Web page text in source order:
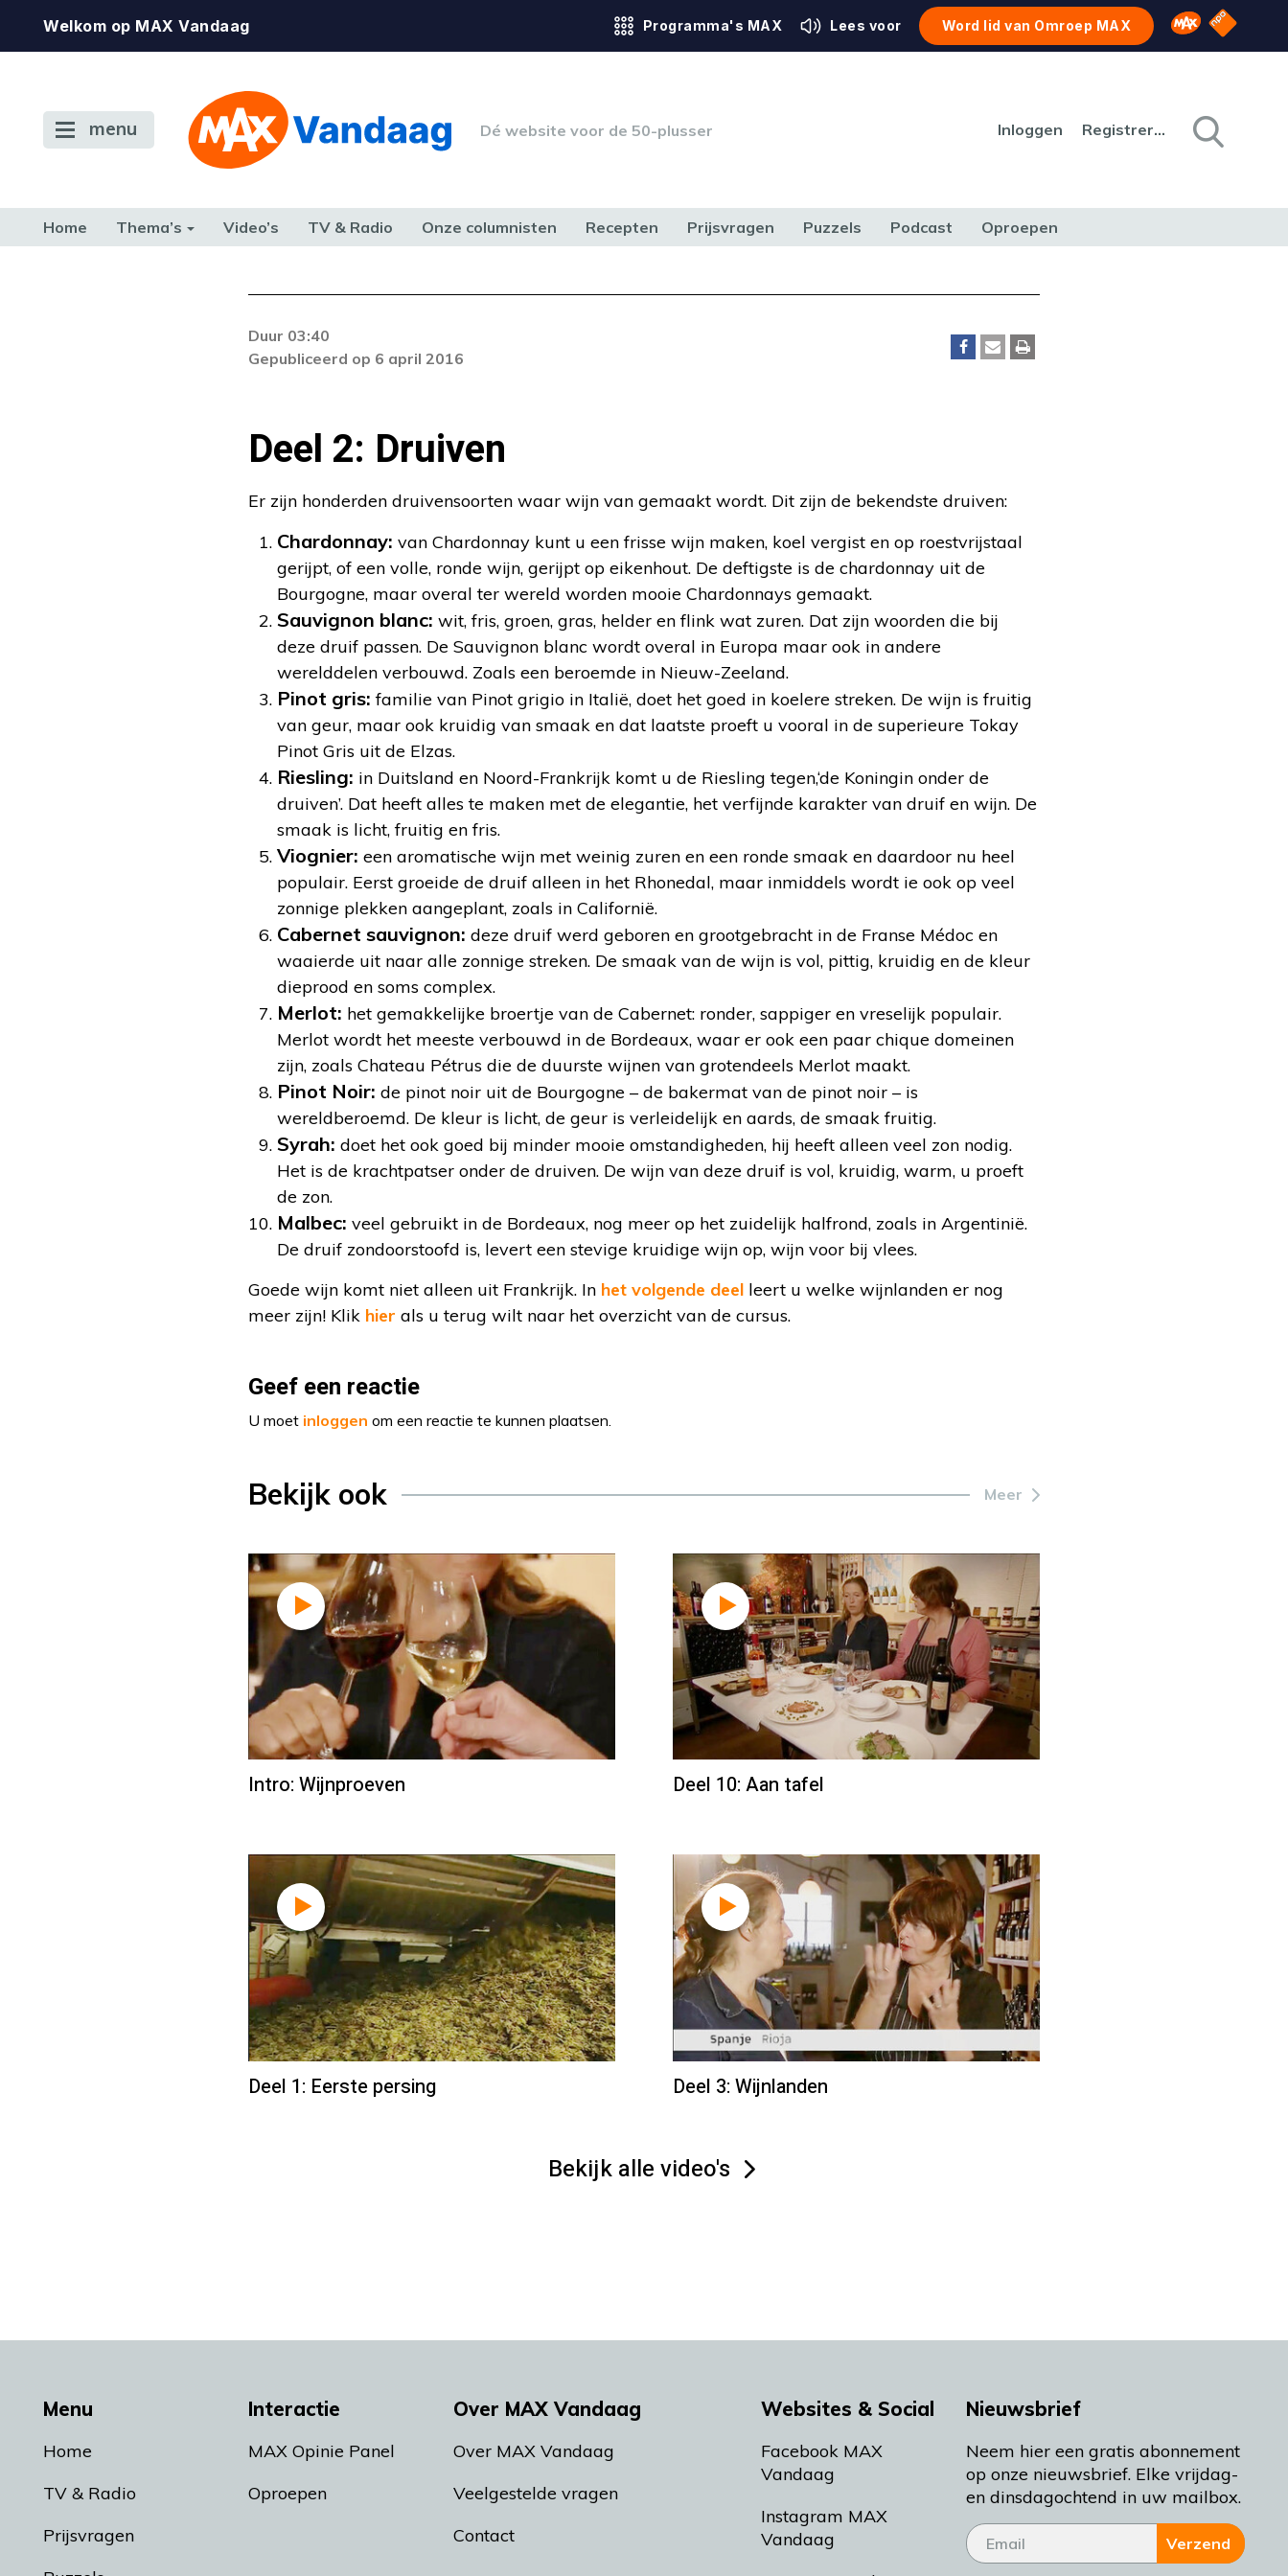
Welkom op MAX Vandaag Programma's MAX Lees voor Word lid van Omroep MAX Omroep MAX
NPO
menu Dé website voor de 50-plusser Inloggen Registreren
Home Thema’s Video’s TV & Radio Onze columnisten Recepten Prijsvragen Puzzels Podcast Oproepen
Duur 03:40
Gepubliceerd op 6 april 2016
Deel 2: Druiven
Er zijn honderden druivensoorten waar wijn van gemaakt wordt. Dit zijn de bekendste druiven:
Chardonnay: van Chardonnay kunt u een frisse wijn maken, koel vergist en op roestvrijstaal
gerijpt, of een volle, ronde wijn, gerijpt op eikenhout. De deftigste is de chardonnay uit de
Bourgogne, maar overal ter wereld worden mooie Chardonnays gemaakt.
Sauvignon blanc: wit, fris, groen, gras, helder en flink wat zuren. Dat zijn woorden die bij
deze druif passen. De Sauvignon blanc wordt overal in Europa maar ook in andere
werelddelen verbouwd. Zoals een beroemde in Nieuw-Zeeland.
Pinot gris: familie van Pinot grigio in Italië, doet het goed in koelere streken. De wijn is fruitig
van geur, maar ook kruidig van smaak en dat laatste proeft u vooral in de superieure Tokay
Pinot Gris uit de Elzas.
Riesling: in Duitsland en Noord-Frankrijk komt u de Riesling tegen,‘de Koningin onder de
druiven’. Dat heeft alles te maken met de elegantie, het verfijnde karakter van druif en wijn. De
smaak is licht, fruitig en fris.
Viognier: een aromatische wijn met weinig zuren en een ronde smaak en daardoor nu heel
populair. Eerst groeide de druif alleen in het Rhonedal, maar inmiddels wordt ie ook op veel
zonnige plekken aangeplant, zoals in Californië.
Cabernet sauvignon: deze druif werd geboren en grootgebracht in de Franse Médoc en
waaierde uit naar alle zonnige streken. De smaak van de wijn is vol, pittig, kruidig en de kleur
dieprood en soms complex.
Merlot: het gemakkelijke broertje van de Cabernet: ronder, sappiger en vreselijk populair.
Merlot wordt het meeste verbouwd in de Bordeaux, waar er ook een paar chique domeinen
zijn, zoals Chateau Pétrus die de duurste wijnen van grotendeels Merlot maakt.
Pinot Noir: de pinot noir uit de Bourgogne – de bakermat van de pinot noir – is
wereldberoemd. De kleur is licht, de geur is verleidelijk en aards, de smaak fruitig.
Syrah: doet het ook goed bij minder mooie omstandigheden, hij heeft alleen veel zon nodig.
Het is de krachtpatser onder de druiven. De wijn van deze druif is vol, kruidig, warm, u proeft
de zon.
Malbec: veel gebruikt in de Bordeaux, nog meer op het zuidelijk halfrond, zoals in Argentinië.
De druif zondoorstoofd is, levert een stevige kruidige wijn op, wijn voor bij vlees.
Goede wijn komt niet alleen uit Frankrijk. In het volgende deel leert u welke wijnlanden er nog
meer zijn! Klik hier als u terug wilt naar het overzicht van de cursus.
Geef een reactie
U moet inloggen om een reactie te kunnen plaatsen.
Bekijk ook Meer
Intro: Wijnproeven Deel 10: Aan tafel
Deel 1: Eerste persing Deel 3: Wijnlanden
Bekijk alle video's
Menu
Home
TV & Radio
Prijsvragen
Interactie
MAX Opinie Panel
Oproepen
Over MAX Vandaag
Over MAX Vandaag
Veelgestelde vragen
Contact
Websites & Social
Facebook MAX
Vandaag
Instagram MAX
Vandaag
Nieuwsbrief
Neem hier een gratis abonnement
op onze nieuwsbrief. Elke vrijdag-
en dinsdagochtend in uw mailbox.
Verzend